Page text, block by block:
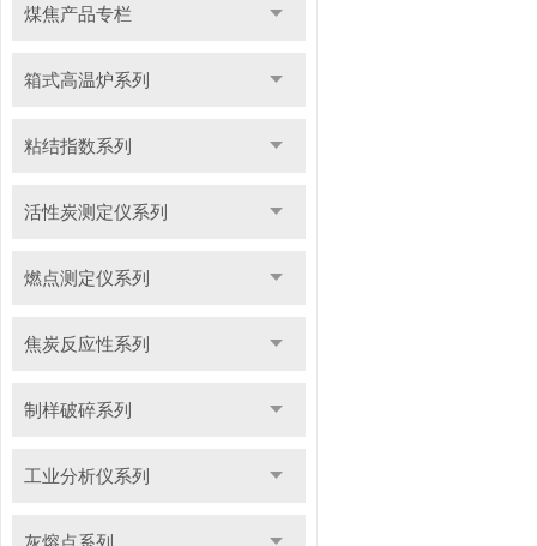
煤焦产品专栏
箱式高温炉系列
粘结指数系列
活性炭测定仪系列
燃点测定仪系列
焦炭反应性系列
制样破碎系列
工业分析仪系列
灰熔点系列